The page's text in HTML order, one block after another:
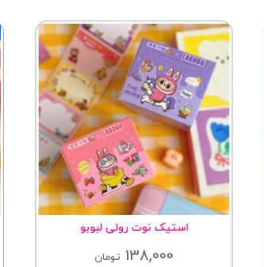
استیک نوت رولی لبوبو
138,000 تومان